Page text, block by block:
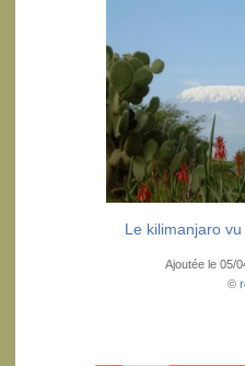
Le kilimanjaro
Ajoutée le 05/
©